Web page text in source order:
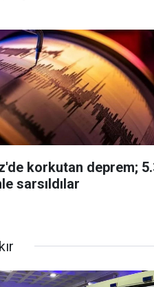
korkutan deprem; 5.3’lük
sarsıldılar